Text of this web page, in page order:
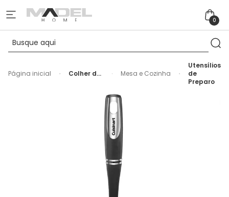
0
Página inicial
Colher de
Metropolitana
Mesa e Cozinha
Utensílios
de
Preparo